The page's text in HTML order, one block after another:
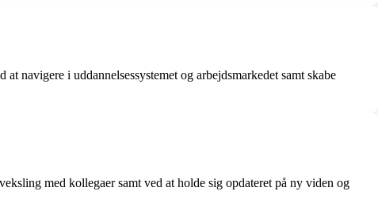
navigere i uddannelsessystemet og arbejdsmarkedet samt skabe
med kollegaer samt ved at holde sig opdateret på ny viden og